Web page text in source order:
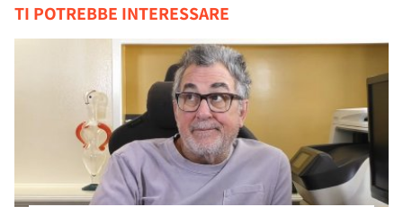
TI POTREBBE INTERESSARE